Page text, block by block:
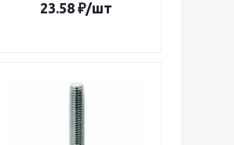
23.58₽/шт